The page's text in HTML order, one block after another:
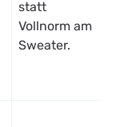
statt
Vollnorm am
Sweater.